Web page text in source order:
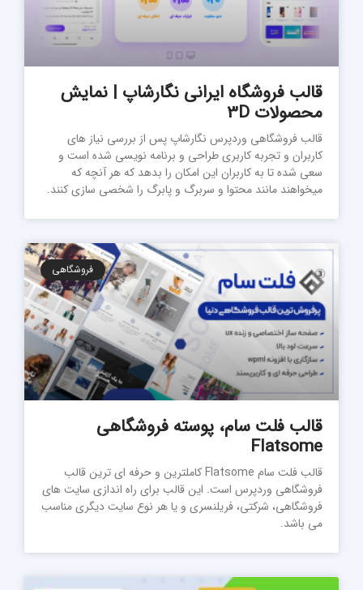
قالب فروشگاه ایرانی نگارشاپ | نمایش
محصولات 3D
قالب فروشگاهی وردپرس نگارشاپ پس از بررسی نیاز های
کاربران و تجربه کاربری طراحی و برنامه نویسی شده است و
سعی شده تا به کاربران این امکان را بدهد که هر آنچه که
میخواهند مانند محتوا و سربرگ و پابرگ را شخصی سازی کنند.
فروشگاهی
قالب فلت سام، پوسته فروشگاهی
Flatsome
قالب فلت سام Flatsome کاملترین و حرفه ای ترین قالب
فروشگاهی وردپرس است. این قالب برای راه اندازی سایت های
فروشگاهی، شرکتی، فریلنسری و یا هر نوع سایت دیگری مناسب
می باشد.